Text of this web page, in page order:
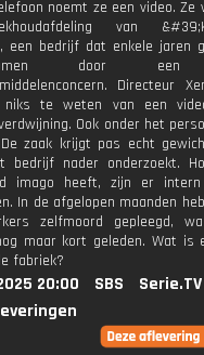
noemt ze een video. Ze
van
een bedrijf dat enkele jaren
door
Directeur
niks te weten van een
Ook onder het
zaak krijgt pas echt
bedrijf nader onderzoekt.
imago heeft, zijn er intern
In de afgelopen maanden
zelfmoord gepleegd,
maar kort geleden. Wat is
fabriek?
20:00 SBS
Serie.TV